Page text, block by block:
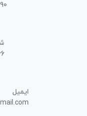
ایمیل